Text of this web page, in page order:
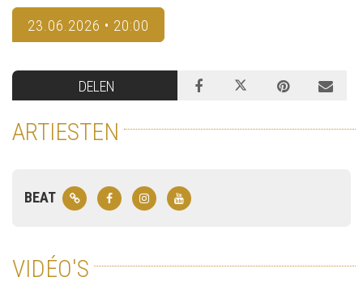
23.06.2026 • 20:00
DELEN
ARTIESTEN
BEAT
VIDÉO'S